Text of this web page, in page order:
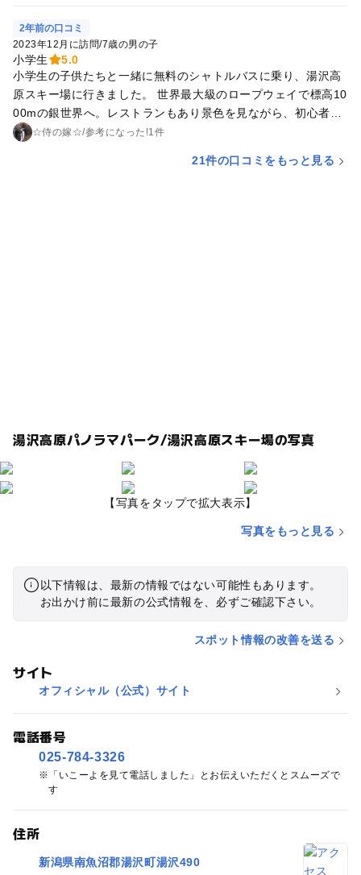
リさんは、スキー場〜ホテル等に連絡したら送迎してくれるの
で自家用車がなくても気軽にスキーが楽しめました。 湯沢高原
スキー場は、積雪が少ないためキッズコーナーはクローズでし
たが、スキー場のはしっこで雪遊びができました。
2年前の口コミ
2023年12月に訪問/7歳の男の子
小学生
5.0
小学生の子供たちと一緒に無料のシャトルバスに乗り、湯沢高
原スキー場に行きました。 世界最大級のロープウェイで標高10
00mの銀世界へ。レストランもあり景色を見ながら、初心者コ
ースを滑りました。初心者との説明を受けてましたが、かなり
んでないとかなり怖いと思います。 入り口の近くにあるファミ
☆侍の嫁☆/参考になった!1件
21件の口コミをもっと見る
湯沢高原パノラマパーク/湯沢高原スキー場の写真
【写真をタップで拡大表示】
写真をもっと見る
以下情報は、最新の情報ではない可能性もあります。
お出かけ前に最新の公式情報を、必ずご確認下さい。
スポット情報の改善を送る
サイト
オフィシャル（公式）サイト
電話番号
025-784-3326
「いこーよを見て電話しました」とお伝えいただくとスムーズで
す
住所
新潟県南魚沼郡湯沢町湯沢490